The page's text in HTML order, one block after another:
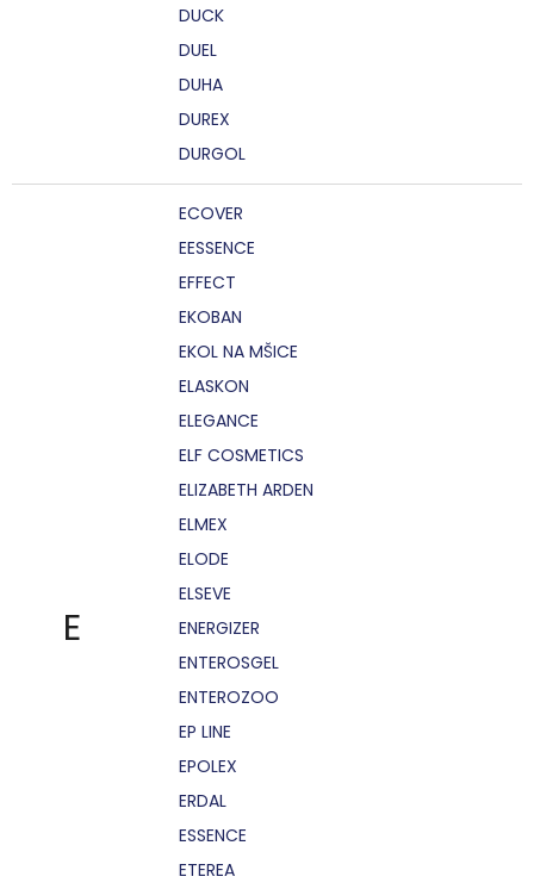
DUCK
DUEL
DUHA
DUREX
DURGOL
E
ECOVER
EESSENCE
EFFECT
EKOBAN
EKOL NA MŠICE
ELASKON
ELEGANCE
ELF COSMETICS
ELIZABETH ARDEN
ELMEX
ELODE
ELSEVE
ENERGIZER
ENTEROSGEL
ENTEROZOO
EP LINE
EPOLEX
ERDAL
ESSENCE
ETEREA